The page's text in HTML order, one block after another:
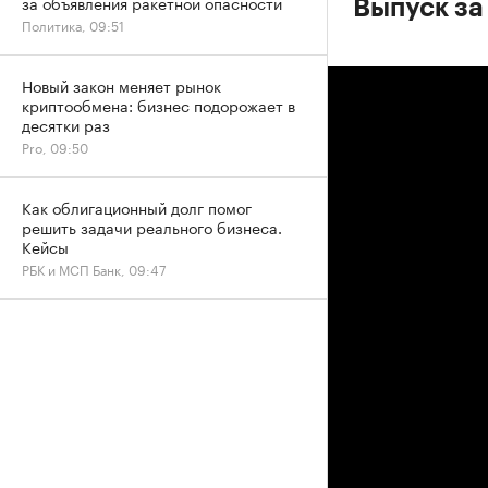
Выпуск
Политика, 09:51
Новый закон меняет рынок
криптообмена: бизнес подорожает в
десятки раз
Pro, 09:50
Как облигационный долг помог
решить задачи реального бизнеса.
Кейсы
РБК и МСП Банк, 09:47